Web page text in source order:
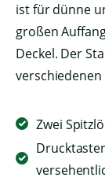
ist für dünne
großen
Deckel. Der
Zwei